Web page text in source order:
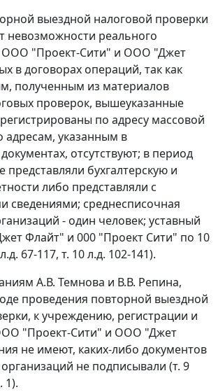
выездной налоговой проверки
невозможности реального
ООО "Проект-Сити" и ООО "Джет
в договорах операций, так как
полученным из материалов
проверок, вышеуказанные
по адресу массовой
адресам, указанным в
отсутствуют; в период
представляли бухгалтерскую и
либо представляли с
сведениями; среднесписочная
- один человек; уставный
Флайт" и 000 "Проект Сити" по 10
67-117, т. 10 л.д. 102-141).
А.В. Темнова и В.В. Репина,
проведения повторной выездной
к учреждению, регистрации и
"Проект-Сити" и ООО "Джет
не имеют, каких-либо документов
не подписывали (т. 9
1).